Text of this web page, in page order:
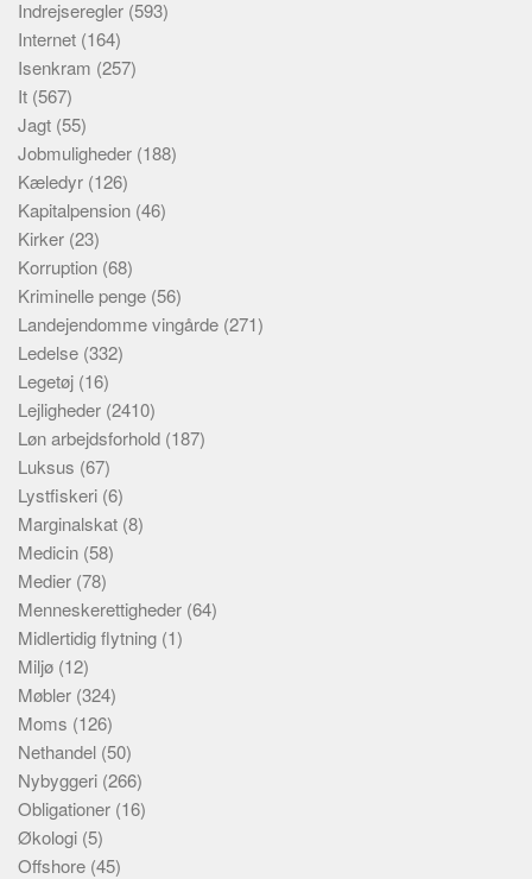
Indrejseregler (593)
Internet (164)
Isenkram (257)
It (567)
Jagt (55)
Jobmuligheder (188)
Kæledyr (126)
Kapitalpension (46)
Kirker (23)
Korruption (68)
Kriminelle penge (56)
Landejendomme vingårde (271)
Ledelse (332)
Legetøj (16)
Lejligheder (2410)
Løn arbejdsforhold (187)
Luksus (67)
Lystfiskeri (6)
Marginalskat (8)
Medicin (58)
Medier (78)
Menneskerettigheder (64)
Midlertidig flytning (1)
Miljø (12)
Møbler (324)
Moms (126)
Nethandel (50)
Nybyggeri (266)
Obligationer (16)
Økologi (5)
Offshore (45)